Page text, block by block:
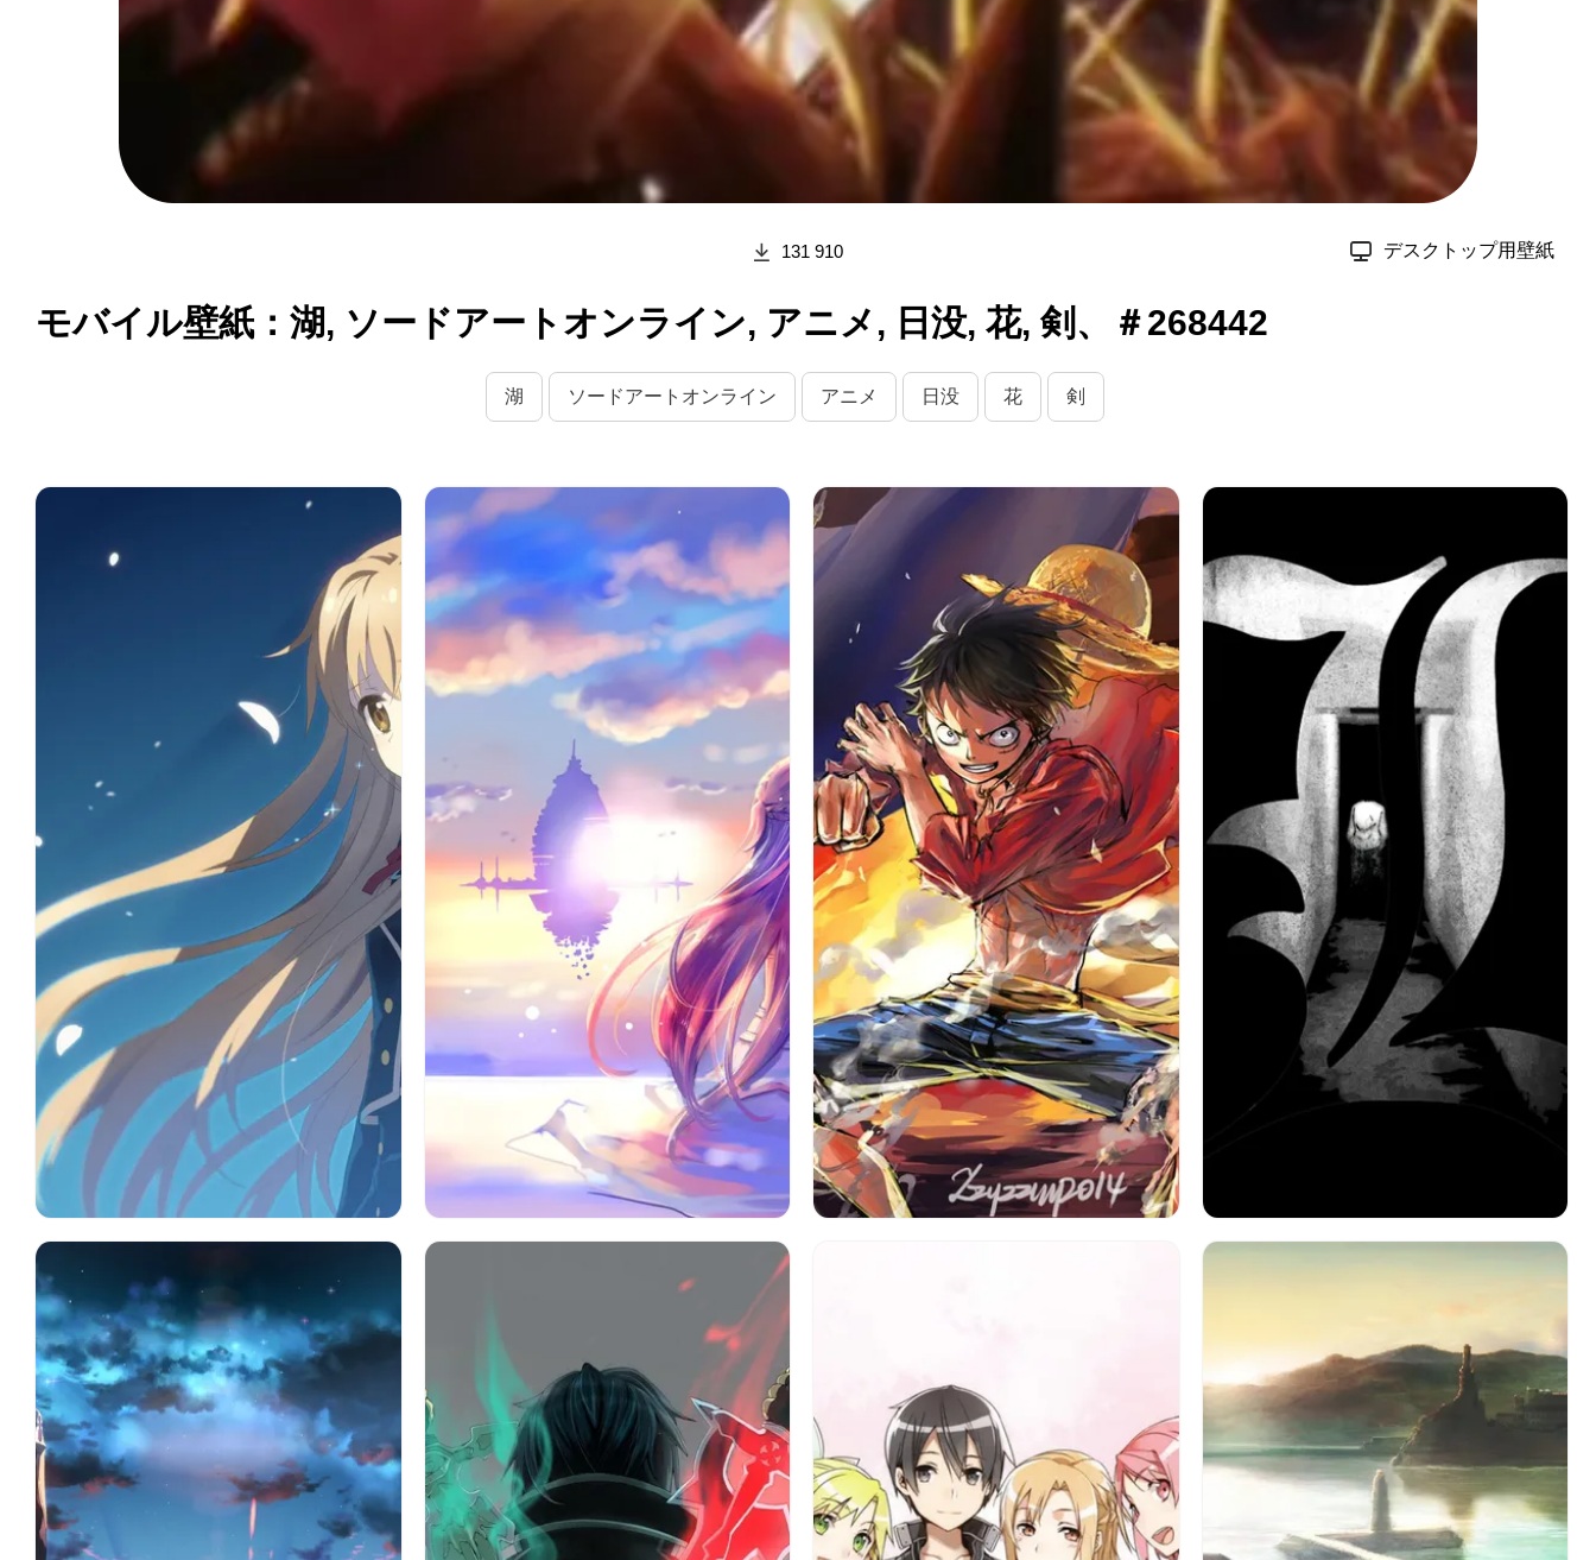
131 910 デスクトップ用壁紙
モバイル壁紙：湖, ソードアートオンライン, アニメ, 日没, 花, 剣、＃268442
湖 ソードアートオンライン アニメ 日没 花 剣
長い髪 ソードアートオンライン アニメ
結城明日奈 ブロンド 花弁
ソードアート・オンラインⅱ
ソードアートオンライン
アインクラッド（ソードアート・オンライ
クラウド 日没 アニメ
キリト（ソードアート・オンライン） 空
桐ヶ谷和人 長い髪 結城明日奈 黒髪
デスノート L（デスノート） アニメ